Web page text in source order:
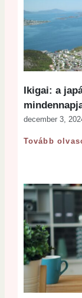
Ikigai: a
december 3,
Tovább